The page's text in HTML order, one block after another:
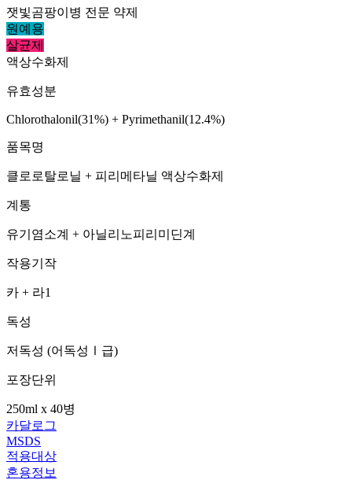
잿빛곰팡이병 전문 약제
원예용
살균제
액상수화제
유효성분
Chlorothalonil(31%) + Pyrimethanil(12.4%)
품목명
클로로탈로닐 + 피리메타닐 액상수화제
계통
유기염소계 + 아닐리노피리미딘계
작용기작
카 + 라1
독성
저독성 (어독성Ⅰ급)
포장단위
250ml x 40병
카달로그
MSDS
적용대상
혼용정보